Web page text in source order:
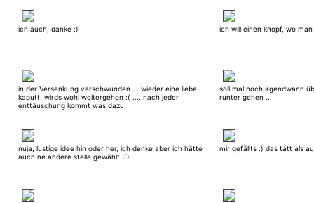
ich auch, danke :) ich will einen knopf, wo
in der Versenkung verschwunden ... wieder eine liebe
kaputt. wirds wohl weitergehen :( .... nach jeder
enttäuschung kommt was dazu
soll mal noch irgendwann
runter gehen ...
nuja, lustige idee hin oder her, ich denke aber ich hätte
auch ne andere stelle gewählt :D
mir gefällts :) das tatt als